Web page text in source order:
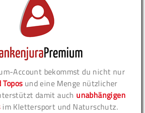
Account bekommst du nicht nur
und eine Menge nützlicher
damit auch unabhängigen
im Klettersport und Naturschutz.